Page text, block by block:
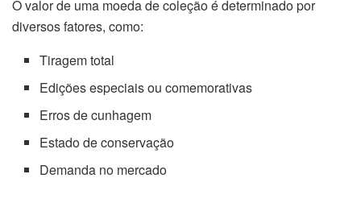
O valor de uma moeda de coleção é determinado por
diversos fatores, como:
Tiragem total
Edições especiais ou comemorativas
Erros de cunhagem
Estado de conservação
Demanda no mercado